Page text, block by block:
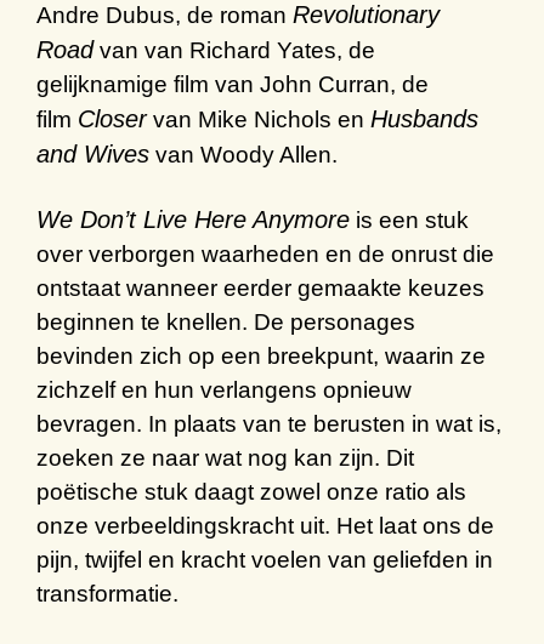
Andre Dubus, de roman Revolutionary
Roadvan van Richard Yates, de
gelijknamige film van John Curran, de
film Closervan Mike Nichols en Husbands
and Wives van Woody Allen.
We Don’t Live Here Anymore is een stuk
over verborgen waarheden en de onrust die
ontstaat wanneer eerder gemaakte keuzes
beginnen te knellen. De personages
bevinden zich op een breekpunt, waarin ze
zichzelf en hun verlangens opnieuw
bevragen. In plaats van te berusten in wat is,
zoeken ze naar wat nog kan zijn. Dit
poëtische stuk daagt zowel onze ratio als
onze verbeeldingskracht uit. Het laat ons de
pijn, twijfel en kracht voelen van geliefden in
transformatie.